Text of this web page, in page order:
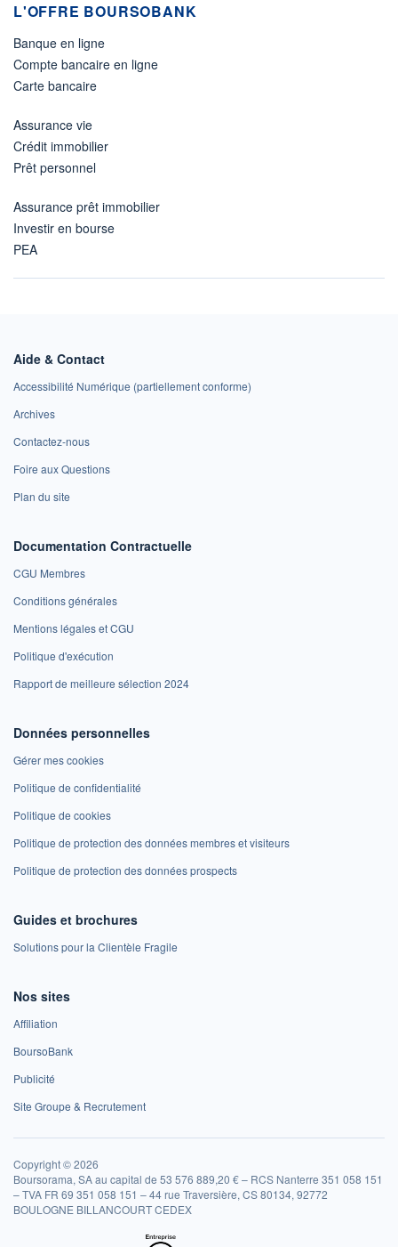
L'OFFRE BOURSOBANK
Banque en ligne
Compte bancaire en ligne
Carte bancaire
Assurance vie
Crédit immobilier
Prêt personnel
Assurance prêt immobilier
Investir en bourse
PEA
Aide & Contact
Accessibilité Numérique (partiellement conforme)
Archives
Contactez-nous
Foire aux Questions
Plan du site
Documentation Contractuelle
CGU Membres
Conditions générales
Mentions légales et CGU
Politique d'exécution
Rapport de meilleure sélection 2024
Données personnelles
Gérer mes cookies
Politique de confidentialité
Politique de cookies
Politique de protection des données membres et visiteurs
Politique de protection des données prospects
Guides et brochures
Solutions pour la Clientèle Fragile
Nos sites
Affiliation
BoursoBank
Publicité
Site Groupe & Recrutement
Copyright © 2026
Boursorama, SA au capital de 53 576 889,20 € – RCS Nanterre 351 058 151
– TVA FR 69 351 058 151 – 44 rue Traversière, CS 80134, 92772
BOULOGNE BILLANCOURT CEDEX